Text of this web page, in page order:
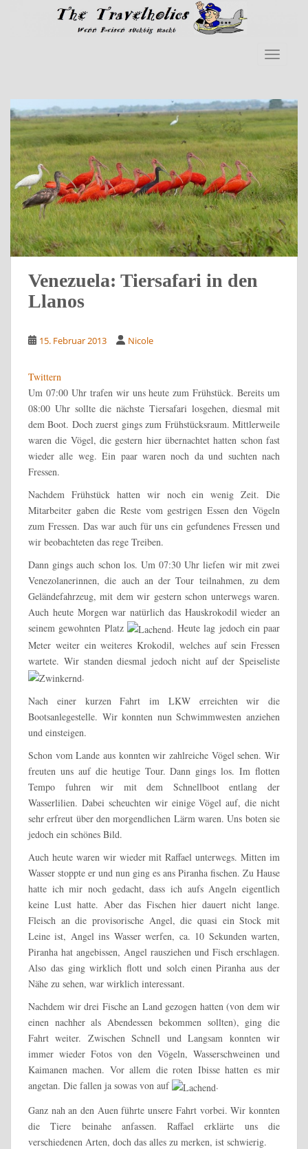
Skip to main content
Venezuela: Tiersafari in den
Llanos
15. Februar 2013 Nicole
Twittern
Um 07:00 Uhr trafen wir uns heute zum Frühstück. Bereits um
08:00 Uhr sollte die nächste Tiersafari losgehen, diesmal mit
dem Boot. Doch zuerst gings zum Frühstücksraum. Mittlerweile
waren die Vögel, die gestern hier übernachtet hatten schon fast
wieder alle weg. Ein paar waren noch da und suchten nach
Fressen.
Nachdem Frühstück hatten wir noch ein wenig Zeit. Die
Mitarbeiter gaben die Reste vom gestrigen Essen den Vögeln
zum Fressen. Das war auch für uns ein gefundenes Fressen und
wir beobachteten das rege Treiben.
Dann gings auch schon los. Um 07:30 Uhr liefen wir mit zwei
Venezolanerinnen, die auch an der Tour teilnahmen, zu dem
Geländefahrzeug, mit dem wir gestern schon unterwegs waren.
Auch heute Morgen war natürlich das Hauskrokodil wieder an
seinem gewohnten Platz
. Heute lag jedoch ein paar
Meter weiter ein weiteres Krokodil, welches auf sein Fressen
wartete. Wir standen diesmal jedoch nicht auf der Speiseliste
.
Nach einer kurzen Fahrt im LKW erreichten wir die
Bootsanlegestelle. Wir konnten nun Schwimmwesten anziehen
und einsteigen.
Schon vom Lande aus konnten wir zahlreiche Vögel sehen. Wir
freuten uns auf die heutige Tour. Dann gings los. Im flotten
Tempo fuhren wir mit dem Schnellboot entlang der
Wasserlilien. Dabei scheuchten wir einige Vögel auf, die nicht
sehr erfreut über den morgendlichen Lärm waren. Uns boten sie
jedoch ein schönes Bild.
Auch heute waren wir wieder mit Raffael unterwegs. Mitten im
Wasser stoppte er und nun ging es ans Piranha fischen. Zu Hause
hatte ich mir noch gedacht, dass ich aufs Angeln eigentlich
keine Lust hatte. Aber das Fischen hier dauert nicht lange.
Fleisch an die provisorische Angel, die quasi ein Stock mit
Leine ist, Angel ins Wasser werfen, ca. 10 Sekunden warten,
Piranha hat angebissen, Angel rausziehen und Fisch erschlagen.
Also das ging wirklich flott und solch einen Piranha aus der
Nähe zu sehen, war wirklich interessant.
Nachdem wir drei Fische an Land gezogen hatten (von dem wir
einen nachher als Abendessen bekommen sollten), ging die
Fahrt weiter. Zwischen Schnell und Langsam konnten wir
immer wieder Fotos von den Vögeln, Wasserschweinen und
Kaimanen machen. Vor allem die roten Ibisse hatten es mir
angetan. Die fallen ja sowas von auf
.
Ganz nah an den Auen führte unsere Fahrt vorbei. Wir konnten
die Tiere beinahe anfassen. Raffael erklärte uns die
verschiedenen Arten, doch das alles zu merken, ist schwierig.